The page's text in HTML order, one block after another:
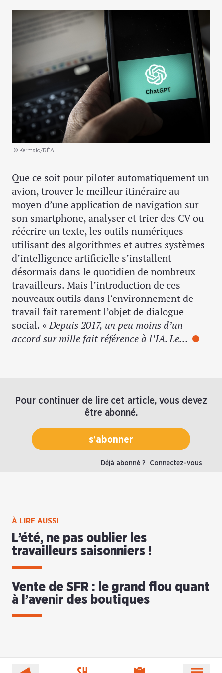
© Kermalo/RÉA
Que ce soit pour piloter automatiquement un
avion, trouver le meilleur itinéraire au
moyen d’une application de navigation sur
son smartphone, analyser et trier des CV ou
réécrire un texte, les outils numériques
utilisant des algorithmes et autres systèmes
d’intelligence artificielle s’installent
désormais dans le quotidien de nombreux
travailleurs. Mais l’introduction de ces
nouveaux outils dans l’environnement de
travail fait rarement l’objet de dialogue
social. «Depuis 2017, un peu moins d’un
accord sur mille fait référence à l’IA. Le…
Pour continuer de lire cet article, vous devez
être abonné.
s'abonner
Déjà abonné ? Connectez-vous
À LIRE AUSSI
L’été, ne pas oublier les
travailleurs saisonniers !
Vente de SFR : le grand flou quant
à l’avenir des boutiques